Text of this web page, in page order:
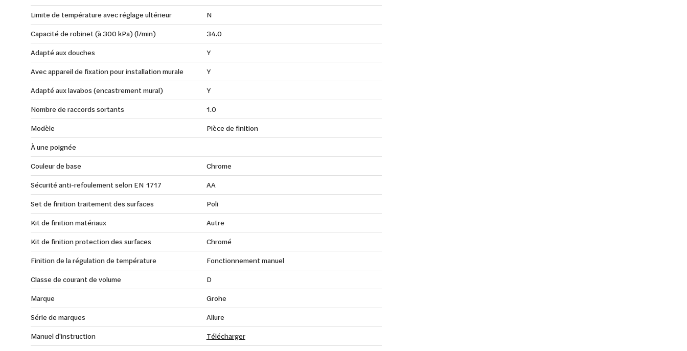
Limite de température avec réglage ultérieur
N
Capacité de robinet (à 300 kPa) (l/min)
34.0
Adapté aux douches
Y
Avec appareil de fixation pour installation murale
Y
Adapté aux lavabos (encastrement mural)
Y
Nombre de raccords sortants
1.0
Modèle
Pièce de finition
À une poignée
Couleur de base
Chrome
Sécurité anti-refoulement selon EN 1717
AA
Set de finition traitement des surfaces
Poli
Kit de finition matériaux
Autre
Kit de finition protection des surfaces
Chromé
Finition de la régulation de température
Fonctionnement manuel
Classe de courant de volume
D
Marque
Grohe
Série de marques
Allure
Manuel d'instruction
Télécharger